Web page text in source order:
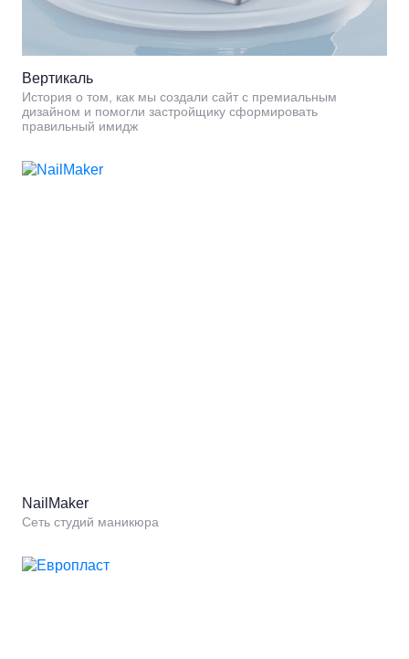
Вертикаль
История о том, как мы создали сайт с премиальным
дизайном и помогли застройщику сформировать
правильный имидж
NailMaker
Сеть студий маникюра